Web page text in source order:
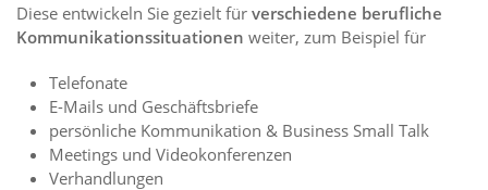
Diese entwickeln Sie gezielt für verschiedene berufliche
Kommunikationssituationen weiter, zum Beispiel für
Telefonate
E-Mails und Geschäftsbriefe
persönliche Kommunikation & Business Small Talk
Meetings und Videokonferenzen
Verhandlungen